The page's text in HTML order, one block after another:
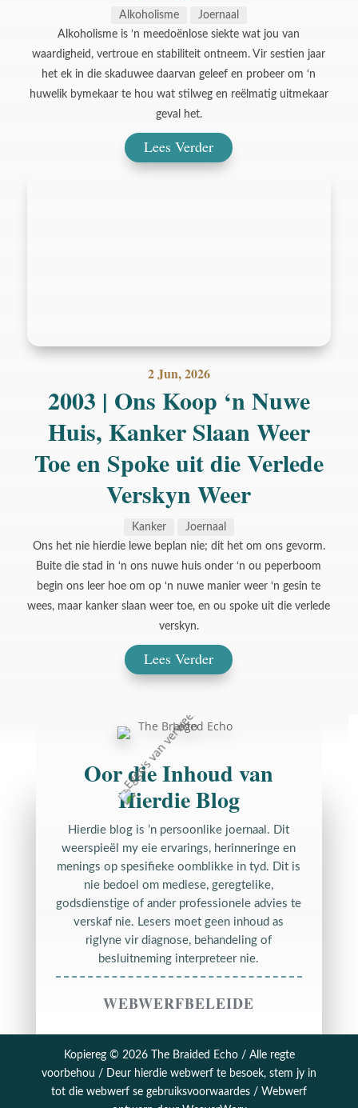
Alkoholisme
Joernaal
Alkoholisme is ‘n meedoënlose siekte wat jou van
waardigheid, vertroue en stabiliteit ontneem. Vir sestien jaar
het ek in die skaduwee daarvan geleef en probeer om ‘n
huwelik bymekaar te hou wat stilweg en reëlmatig uitmekaar
geval het.
Lees Verder
2 Jun, 2026
2003 | Ons Koop ‘n Nuwe
Huis, Kanker Slaan Weer
Toe en Spoke uit die Verlede
Verskyn Weer
Kanker
Joernaal
Ons het nie hierdie lewe beplan nie; dit het om ons gevorm.
Buite die stad in ‘n ons nuwe huis onder ‘n ou peperboom
begin ons leer hoe om op ‘n nuwe manier weer ‘n gesin te
wees, maar kanker slaan weer toe, en ou spoke uit die verlede
verskyn.
Lees Verder
Oor die Inhoud van
Hierdie Blog
Hierdie blog is ’n persoonlike joernaal. Dit
weerspieël my eie ervarings, herinneringe en
menings op spesifieke oomblikke in tyd. Dit is
nie bedoel om mediese, geregtelike,
godsdienstige of ander professionele advies te
verskaf nie. Lesers moet geen inhoud as
riglyne vir diagnose, behandeling of
besluitneming interpreteer nie.
WEBWERFBELEIDE
Kopiereg © 2026 The Braided Echo / Alle regte
voorbehou / Deur hierdie webwerf te besoek, stem jy in
tot die webwerf se gebruiksvoorwaardes / Webwerf